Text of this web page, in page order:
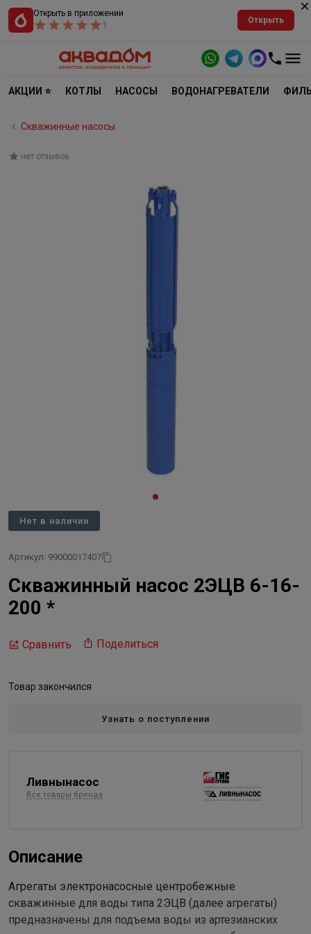
Открыть в приложении
1
Открыть
АКЦИИ ⭐ КОТЛЫ НАСОСЫ ВОДОНАГРЕВАТЕЛИ
Скважинные насосы
нет отзывов
Нет в наличии
Артикул: 99000017407
Скважинный насос 2ЭЦВ 6-16-
200 *
Сравнить Поделиться
Товар закончился
Узнать о поступлении
Ливнынасос
Все товары бренда
Описание
Агрегаты электронасосные центробежные
скважинные для воды типа 2ЭЦВ (далее агрегаты)
предназначены для подъема воды из артезианских